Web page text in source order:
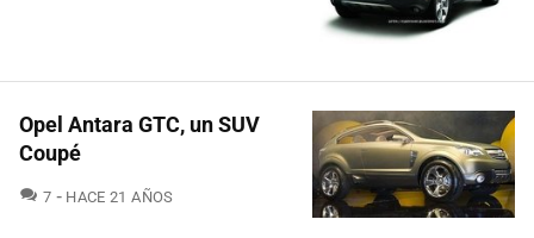
Opel Antara GTC, un SUV
Coupé
7 COMENTARIOS
HACE 21 AÑOS